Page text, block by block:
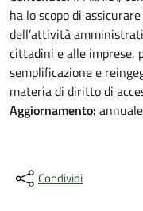
ha lo scopo di
dell’attività
cittadini e alle imprese,
semplificazione e
materia di diritto di
Aggiornamento: annuale
Condividi